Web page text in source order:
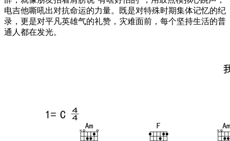
电吉他嘶吼出对抗命运的力量。既是对特殊时期集体记忆的纪
录，更是对平凡英雄气的礼赞，灾难面前，每个坚持生活的普
通人都在发光。